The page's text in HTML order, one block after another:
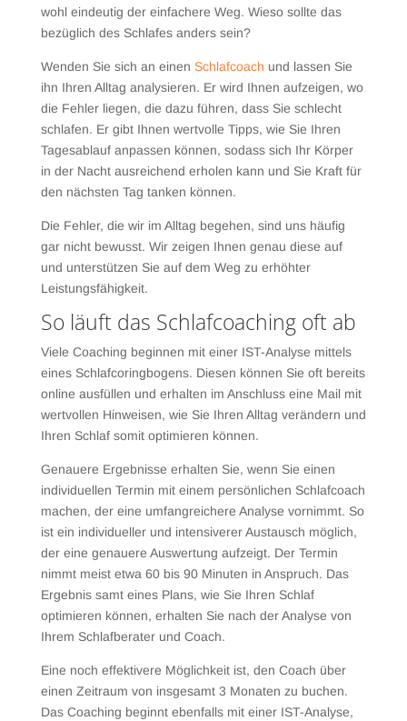
wohl eindeutig der einfachere Weg. Wieso sollte das
bezüglich des Schlafes anders sein?
Wenden Sie sich an einen Schlafcoach und lassen Sie
ihn Ihren Alltag analysieren. Er wird Ihnen aufzeigen, wo
die Fehler liegen, die dazu führen, dass Sie schlecht
schlafen. Er gibt Ihnen wertvolle Tipps, wie Sie Ihren
Tagesablauf anpassen können, sodass sich Ihr Körper
in der Nacht ausreichend erholen kann und Sie Kraft für
den nächsten Tag tanken können.
Die Fehler, die wir im Alltag begehen, sind uns häufig
gar nicht bewusst. Wir zeigen Ihnen genau diese auf
und unterstützen Sie auf dem Weg zu erhöhter
Leistungsfähigkeit.
So läuft das Schlafcoaching oft ab
Viele Coaching beginnen mit einer IST-Analyse mittels
eines Schlafcoringbogens. Diesen können Sie oft bereits
online ausfüllen und erhalten im Anschluss eine Mail mit
wertvollen Hinweisen, wie Sie Ihren Alltag verändern und
Ihren Schlaf somit optimieren können.
Genauere Ergebnisse erhalten Sie, wenn Sie einen
individuellen Termin mit einem persönlichen Schlafcoach
machen, der eine umfangreichere Analyse vornimmt. So
ist ein individueller und intensiverer Austausch möglich,
der eine genauere Auswertung aufzeigt. Der Termin
nimmt meist etwa 60 bis 90 Minuten in Anspruch. Das
Ergebnis samt eines Plans, wie Sie Ihren Schlaf
optimieren können, erhalten Sie nach der Analyse von
Ihrem Schlafberater und Coach.
Eine noch effektivere Möglichkeit ist, den Coach über
einen Zeitraum von insgesamt 3 Monaten zu buchen.
Das Coaching beginnt ebenfalls mit einer IST-Analyse,